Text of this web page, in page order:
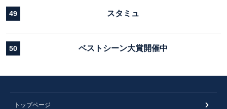
49 スタミュ
50 ベストシーン大賞開催中
トップページ